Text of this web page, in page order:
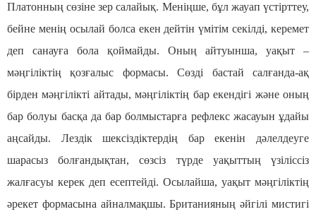
Платонның сөзіне зер салайық. Меніңше, бұл жауап үстірттеу,
бейне менің осылай болса екен дейтін үмітім секілді, керемет
деп санауға бола қоймайды. Оның айтуынша, уақыт –
мәңгіліктің қозғалыс формасы. Сөзді бастай салғанда-ақ
бірден мәңгілікті айтады, мәңгіліктің бар екендігі және оның
бар болуы басқа да бар болмыстарға рефлекс жасауын ұдайы
аңсайды. Лездік шексіздіктердің бар екенін дәлелдеуге
шарасыз болғандықтан, сөзсіз түрде уақыттың үзіліссіз
жалғасуы керек деп есептейді. Осылайша, уақыт мәңгіліктің
әрекет формасына айналмақшы. Британияның әйгілі мистигі